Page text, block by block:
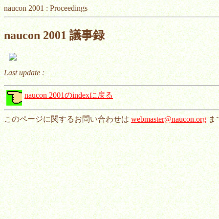
naucon 2001 : Proceedings
naucon 2001 議事録
Last update :
naucon 2001のindexに戻る
このページに関するお問い合わせはwebmaster@naucon.orgま